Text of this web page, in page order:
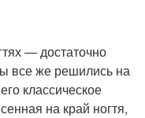
— достаточно
все же решились на
классическое
на край ногтя,